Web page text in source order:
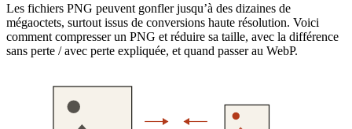
Les fichiers PNG peuvent gonfler jusqu’à des dizaines de
mégaoctets, surtout issus de conversions haute résolution. Voici
comment compresser un PNG et réduire sa taille, avec la différence
sans perte / avec perte expliquée, et quand passer au WebP.